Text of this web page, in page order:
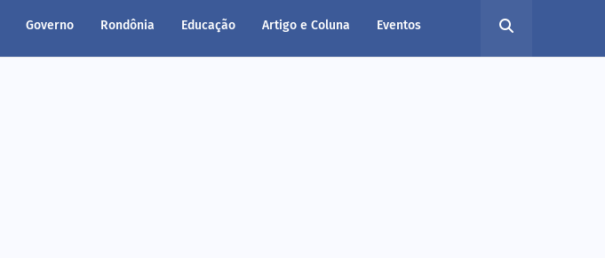
Governo Rondônia Educação Artigo e Coluna Eventos